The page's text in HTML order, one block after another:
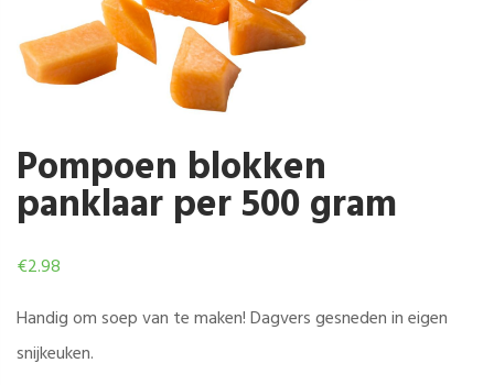
Pompoen blokken
panklaar per 500 gram
€2.98
Handig om soep van te maken! Dagvers gesneden in eigen
snijkeuken.